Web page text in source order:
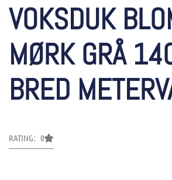
VOKSDUK
MØRK GRÅ
BRED
RATING: 0